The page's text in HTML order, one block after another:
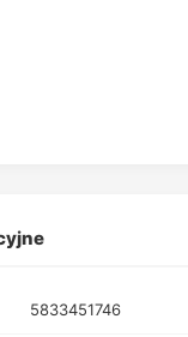
5833451746